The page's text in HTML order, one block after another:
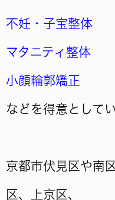
不妊・子宝整体
マタニティ整体
小顔輪郭矯正
などを得意としてい
京都市伏見区や南
区、上京区、